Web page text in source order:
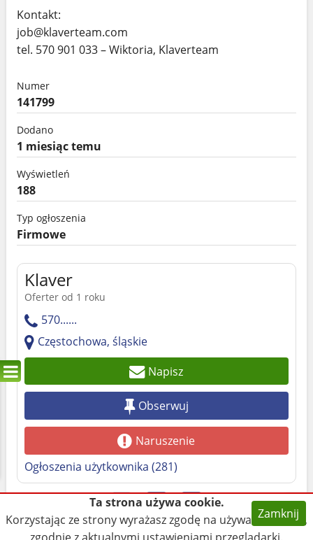
Kontakt:
job@klaverteam.com
tel. 570 901 033 – Wiktoria, Klaverteam
Numer
141799
Dodano
1 miesiąc temu
Wyświetleń
188
Typ ogłoszenia
Firmowe
Klaver
Oferter od 1 roku
570......
Częstochowa, śląskie
Napisz
Obserwuj
Naruszenie
Ogłoszenia użytkownika (281)
Ta strona używa cookie.
Korzystając ze strony wyrażasz zgodę na używanie cookie,
Zamknij